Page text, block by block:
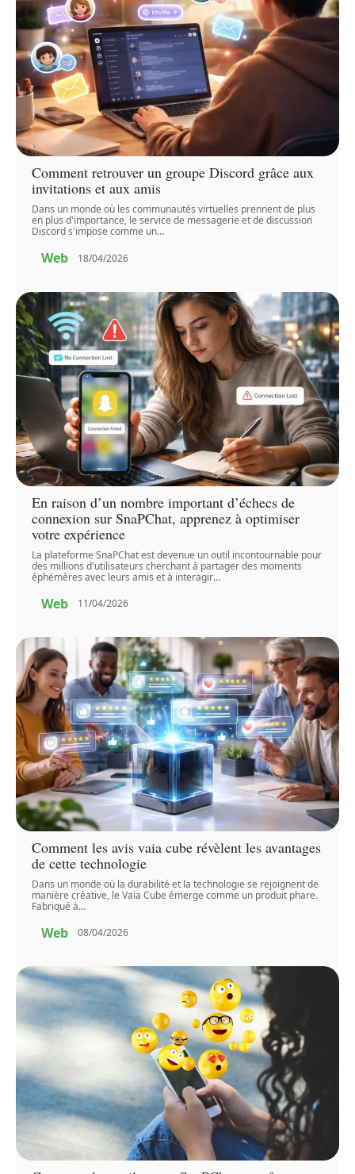
Comment retrouver un groupe Discord grâce aux
invitations et aux amis
Dans un monde où les communautés virtuelles prennent de plus
en plus d'importance, le service de messagerie et de discussion
Discord s'impose comme un…
Web 18/04/2026
En raison d’un nombre important d’échecs de
connexion sur SnaPChat, apprenez à optimiser
votre expérience
La plateforme SnaPChat est devenue un outil incontournable pour
des millions d'utilisateurs cherchant à partager des moments
éphémères avec leurs amis et à interagir…
Web 11/04/2026
Comment les avis vaia cube révèlent les avantages
de cette technologie
Dans un monde où la durabilité et la technologie se rejoignent de
manière créative, le Vaia Cube émerge comme un produit phare.
Fabriqué à…
Web 08/04/2026